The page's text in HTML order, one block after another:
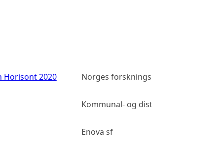
Horisont 2020 Norges forskningsråd
Kommunal- og
Enova sf